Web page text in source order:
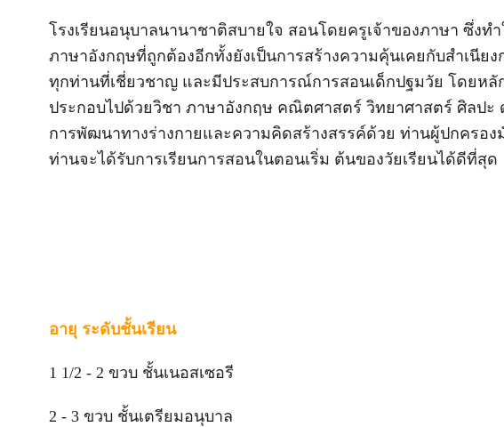
โรงเรียนอนุบาลนานาชาติสบายใจ สอนโดยครูเจ้าของภาษา ซึ่งท
ภาษาอังกฤษที่ถูกต้องอีกทั้งยังเป็นการสร้างความคุ้นเคยกับสำเนี
ทุกท่านที่เชี่ยวชาญ และมีประสบการณ์การสอนเด็กปฐมวัย โดยหลั
ประกอบไปด้วยวิชา ภาษาอังกฤษ คณิตศาสตร์ วิทยาศาสตร์ ศิลปะ
การพัฒนาทางร่างกายและความคิดสร้างสรรค์ด้วย ท่านผู้ปกครอง
ท่านจะได้รับการเรียนการสอนในตอนเริ่ม ต้นของวัยเรียนได้ดีที่สุด
อายุ ระดับชั้นเรียน
1 1/2 - 2 ขวบ ชั้นเนอสเซอรี
2 - 3 ขวบ ชั้นเตรียมอนุบาล